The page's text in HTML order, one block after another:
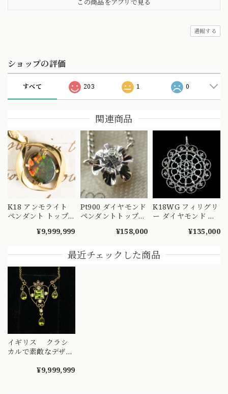
この商品をアプリで見る
通報する
ショップの評価
すべて 203 1 0
関連商品
K18 アンモライト
ペンダント トップ
の宝石 CHP00281
¥9,999,999
Pt900 ダイヤモンド
ペンダントトップ
昭和レトロ ヴィン
ェーン ネックレス
MOP00286 S
¥158,000
K18WG フィリグリ
ー ダイヤモンド ペ
0.10ct ホワイトゴー
ーフ MOP00292
¥135,000
最近チェックした商品
イギリス クラシ
カルで素敵なデザイ
パールの ペンダン
¥9,999,999